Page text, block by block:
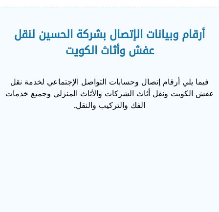
أرقام وبيانات الإتصال بشركة الحسين لنقل
عفش وأثاث الكويت
فيما يلي أرقام إتصال وحسابات التواصل الإجتماعي لخدمة نقل
عفش الكويت ونقل أثاث الشركات والأثاث المنزلي وجميع خدمات
الفك والتركيب والنقل.